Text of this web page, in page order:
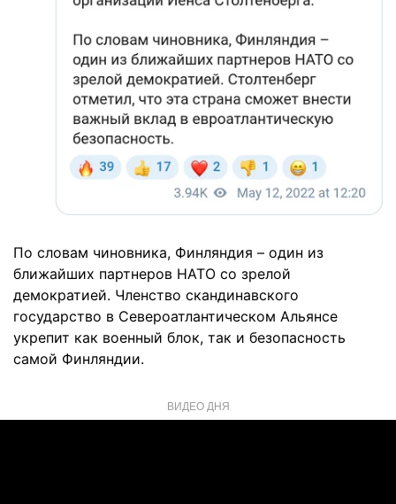
По словам чиновника, Финляндия – один из
ближайших партнеров НАТО со зрелой
демократией. Членство скандинавского
государство в Североатлантическом Альянсе
укрепит как военный блок, так и безопасность
самой Финляндии.
ВИДЕО ДНЯ